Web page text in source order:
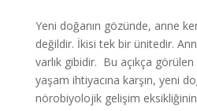
Yeni doğanın gözünde, anne
değildir. İkisi tek bir ünitedir.
varlık gibidir. Bu açıkça görülen
yaşam ihtiyacına karşın, yeni
nörobiyolojik gelişim